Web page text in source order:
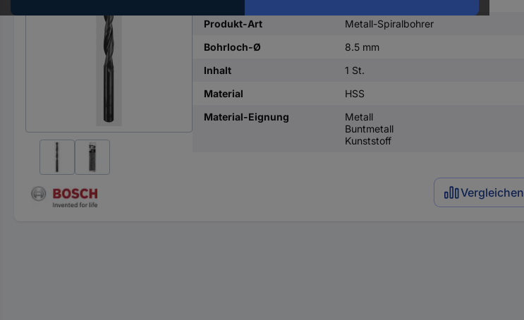
Produkt-Art
Metall-Spiralbohrer
Bohrloch-Ø
8.5 mm
Inhalt
1 St.
Material
HSS
Material-Eignung
Metall
Buntmetall
Kunststoff
Vergleichen